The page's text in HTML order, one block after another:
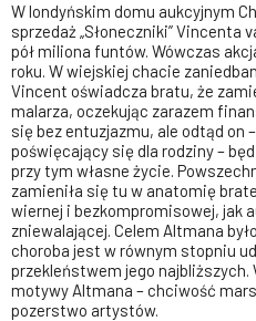
W londyńskim domu aukcyjnym
sprzedaż „Słoneczniki” Vincenta
pół miliona funtów. Wówczas
roku. W wiejskiej chacie
Vincent oświadcza bratu, że
malarza, oczekując zarazem
się bez entuzjazmu, ale odtąd on
poświęcający się dla rodziny –
przy tym własne życie.
zamieniła się tu w anatomię
wiernej i bezkompromisowej, jak
zniewalającej. Celem Altmana
choroba jest w równym stopniu
przekleństwem jego najbliższych.
motywy Altmana – chciwość
pozerstwo artystów.